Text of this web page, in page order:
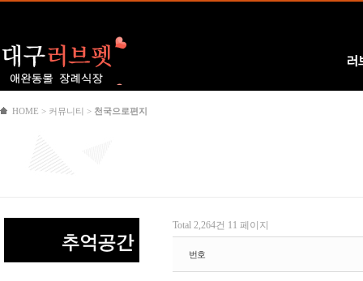
Logo
러
HOME > 커뮤니티 > 천국으로편지
Total 2,264건 11 페이지
번호